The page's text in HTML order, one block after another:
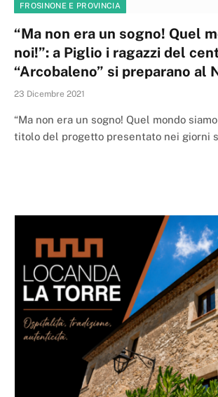
FROSINONE E PROVINCIA
“Ma non era un sogno! Quel
noi!”: a Piglio i ragazzi del
“Arcobaleno” si preparano al
23 Dicembre 2021
“Ma non era un sogno! Quel mondo
titolo del progetto presentato nei giorni